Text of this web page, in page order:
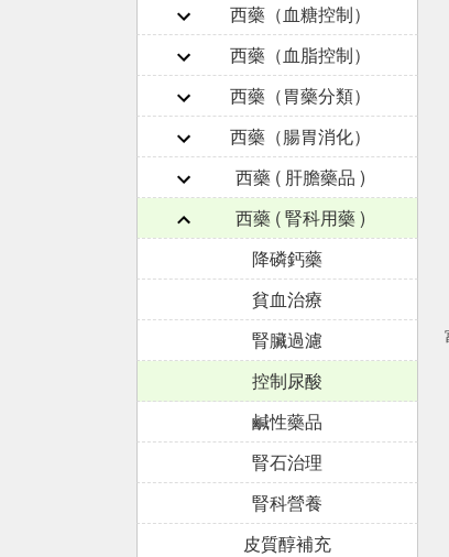
西藥（血糖控制）
西藥（血脂控制）
西藥（胃藥分類）
西藥（腸胃消化）
西藥 ( 肝膽藥品 )
西藥 ( 腎科用藥 )
降磷鈣藥
貧血治療
腎臟過濾
控制尿酸
鹹性藥品
腎石治理
腎科營養
皮質醇補充